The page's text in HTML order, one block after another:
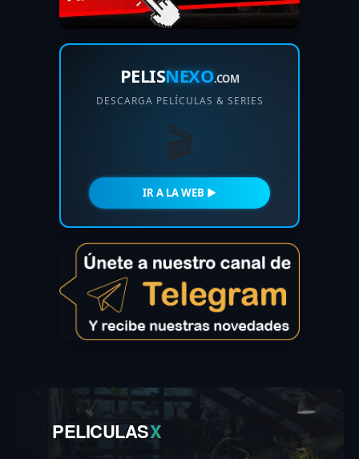
PELISNEXO.COM
DESCARGA PELÍCULAS & SERIES
🎬
IR A LA WEB ►
PELICULASX